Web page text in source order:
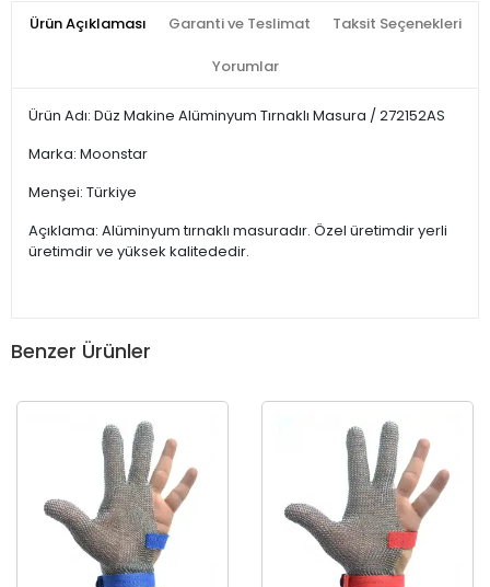
Ürün Açıklaması Garanti ve Teslimat Taksit Seçenekleri
Yorumlar
Ürün Adı: Düz Makine Alüminyum Tırnaklı Masura / 272152AS
Marka: Moonstar
Menşei: Türkiye
Açıklama: Alüminyum tırnaklı masuradır. Özel üretimdir yerli
üretimdir ve yüksek kalitededir.
Benzer Ürünler